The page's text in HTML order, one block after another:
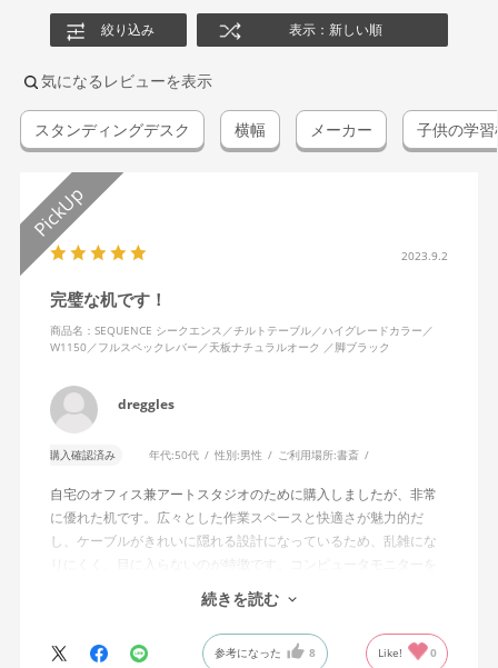
絞り込み 表示：新しい順
気になるレビューを表示
スタンディングデスク 横幅 メーカー 子供の学
2023.9.2
完璧な机です！
商品名：SEQUENCE シークエンス／チルトテーブル／ハイグレードカラー／
W1150／フルスペックレバー／天板ナチュラルオーク ／脚ブラック
dreggles
購入確認済み 年代:50代 性別:男性 ご利用場所:書斎
自宅のオフィス兼アートスタジオのために購入しましたが、非常
に優れた机です。広々とした作業スペースと快適さが魅力的だ
し、ケーブルがきれいに隠れる設計になっているため、乱雑にな
りにくく、目に入らないのが特徴です。コンピュータモニターを
置くスペースの高さも完璧で、長時間の作業でも疲れにくいで
昇降機能のおかげで、座っても立っても作業が可能で、その柔軟
続きを読む
参考になった 8 Like! 0